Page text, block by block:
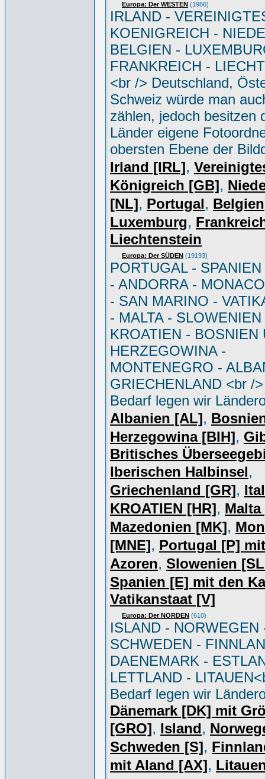
Europa: Der WESTEN (1986)
IRLAND -
KOENIGREICH -
BELGIEN -
FRANKREICH -
<br /> Deutschland,
Schweiz würde man
zählen, jedoch besitzen
Länder eigene
obersten Ebene der
Irland [IRL],
Königreich [GB],
[NL], Portugal, Belgien
Luxemburg,
Liechtenstein
Europa: Der SÜDEN (19193)
PORTUGAL -
- ANDORRA -
- SAN MARINO -
- MALTA - SLOWENIEN
KROATIEN - BOSNIEN
HERZEGOWINA -
MONTENEGRO -
GRIECHENLAND <br /
Bedarf legen wir
Albanien [AL],
Herzegowina [BIH],
Britisches
Iberischen Halbinsel,
Griechenland [GR],
KROATIEN [HR], Malta
Mazedonien [MK],
[MNE], Portugal [P]
Azoren, Slowenien
Spanien [E] mit den
Vatikanstaat [V]
Europa: Der NORDEN (610)
ISLAND - NORWEGEN
SCHWEDEN -
DAENEMARK -
LETTLAND -
Bedarf legen wir
Dänemark [DK] mit
[GRO], Island,
Schweden [S],
mit Aland [AX],